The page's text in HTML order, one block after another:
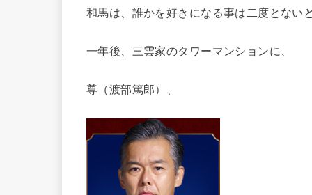
和馬は、誰かを好きになる事は二度とない
一年後、三雲家のタワーマンションに、
尊（渡部篤郎）、